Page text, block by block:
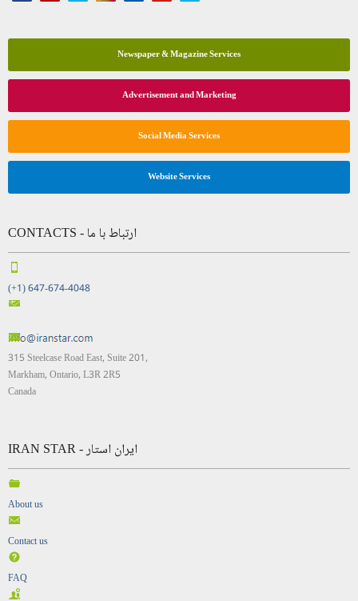
Newspaper & Magazine Services
Advertisement and Marketing
Social Media Services
Website Services
CONTACTS - ارتباط با ما
(+1) 647-674-4048
315 Steelcase Road East, Suite 201,
Markham, Ontario, L3R 2R5
Canada
IRAN STAR - ایران استار
About us
Contact us
FAQ